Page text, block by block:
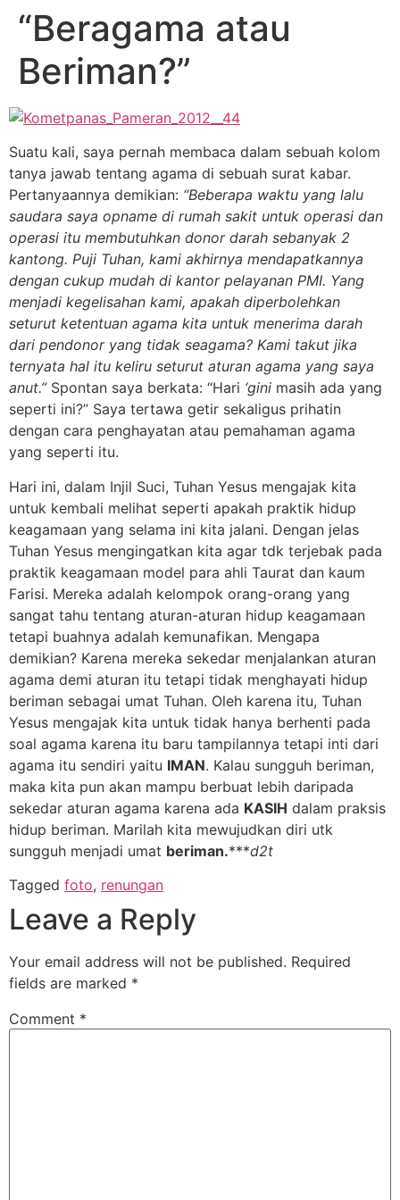
“Beragama atau
Beriman?”
Suatu kali, saya pernah membaca dalam sebuah kolom
tanya jawab tentang agama di sebuah surat kabar.
Pertanyaannya demikian: “Beberapa waktu yang lalu
saudara saya opname di rumah sakit untuk operasi dan
operasi itu membutuhkan donor darah sebanyak 2
kantong. Puji Tuhan, kami akhirnya mendapatkannya
dengan cukup mudah di kantor pelayanan PMI. Yang
menjadi kegelisahan kami, apakah diperbolehkan
seturut ketentuan agama kita untuk menerima darah
dari pendonor yang tidak seagama? Kami takut jika
ternyata hal itu keliru seturut aturan agama yang saya
anut.” Spontan saya berkata: “Hari ‘gini masih ada yang
seperti ini?” Saya tertawa getir sekaligus prihatin
dengan cara penghayatan atau pemahaman agama
yang seperti itu.
Hari ini, dalam Injil Suci, Tuhan Yesus mengajak kita
untuk kembali melihat seperti apakah praktik hidup
keagamaan yang selama ini kita jalani. Dengan jelas
Tuhan Yesus mengingatkan kita agar tdk terjebak pada
praktik keagamaan model para ahli Taurat dan kaum
Farisi. Mereka adalah kelompok orang-orang yang
sangat tahu tentang aturan-aturan hidup keagamaan
tetapi buahnya adalah kemunafikan. Mengapa
demikian? Karena mereka sekedar menjalankan aturan
agama demi aturan itu tetapi tidak menghayati hidup
beriman sebagai umat Tuhan. Oleh karena itu, Tuhan
Yesus mengajak kita untuk tidak hanya berhenti pada
soal agama karena itu baru tampilannya tetapi inti dari
agama itu sendiri yaitu IMAN. Kalau sungguh beriman,
maka kita pun akan mampu berbuat lebih daripada
sekedar aturan agama karena ada KASIH dalam praksis
hidup beriman. Marilah kita mewujudkan diri utk
sungguh menjadi umat beriman.***d2t
Tagged foto, renungan
Leave a Reply
Your email address will not be published. Required
fields are marked *
Comment *